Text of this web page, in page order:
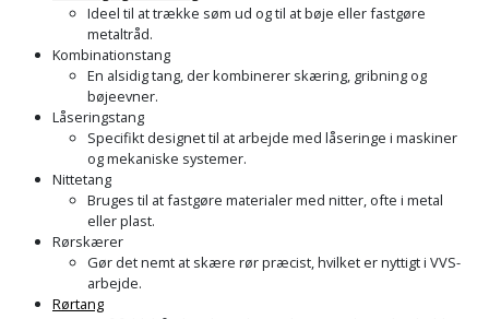
Ideel til at trække søm ud og til at bøje eller fastgøre
metaltråd.
Kombinationstang
En alsidig tang, der kombinerer skæring, gribning og
bøjeevner.
Låseringstang
Specifikt designet til at arbejde med låseringe i maskiner
og mekaniske systemer.
Nittetang
Bruges til at fastgøre materialer med nitter, ofte i metal
eller plast.
Rørskærer
Gør det nemt at skære rør præcist, hvilket er nyttigt i VVS-
arbejde.
Rørtang